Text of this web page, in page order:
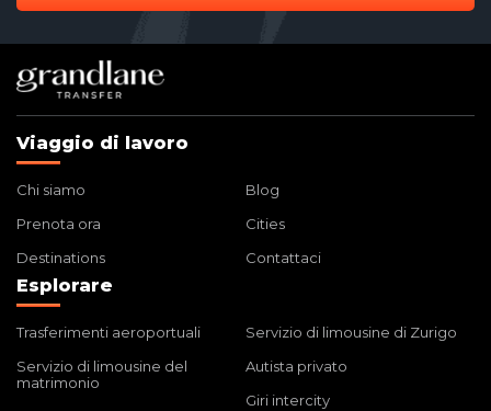
Viaggio di lavoro
Chi siamo
Blog
Prenota ora
Cities
Destinations
Contattaci
Esplorare
Trasferimenti aeroportuali
Servizio di limousine di Zurigo
Servizio di limousine del
matrimonio
Autista privato
Giri intercity